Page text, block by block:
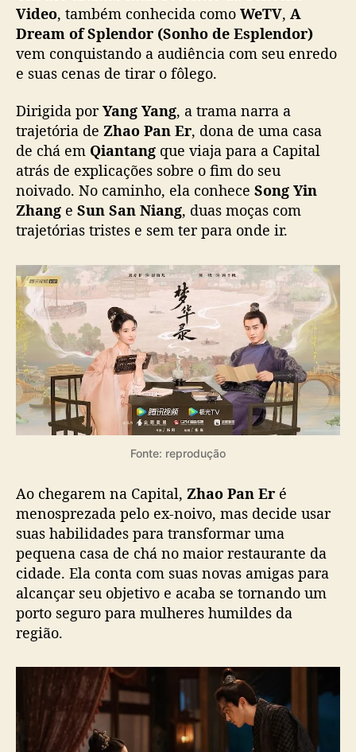
f
p
l
d
o
r
”
e
c
a
t
a
a
u
d
i
ê
n
c
i
l
c
a
n
ç
a
n
o
3
n
Video, também conhecida como WeTV, A
Dream of Splendor (Sonho de Esplendor)
vem conquistando a audiência com seu enredo
e suas cenas de tirar o fôlego.
Dirigida porYang Yang, a trama narra a
trajetória de Zhao Pan Er, dona de uma casa
de chá em Qiantang que viaja para a Capital
atrás de explicações sobre o fim do seu
noivado. No caminho, ela conhece Song Yin
Zhang e Sun San Niang, duas moças com
trajetórias tristes e sem ter para onde ir.
Fonte: reprodução
Ao chegarem na Capital, Zhao Pan Er é
menosprezada pelo ex-noivo, mas decide usar
suas habilidades para transformar uma
pequena casa de chá no maior restaurante da
cidade. Ela conta com suas novas amigas para
alcançar seu objetivo e acaba se tornando um
porto seguro para mulheres humildes da
região.